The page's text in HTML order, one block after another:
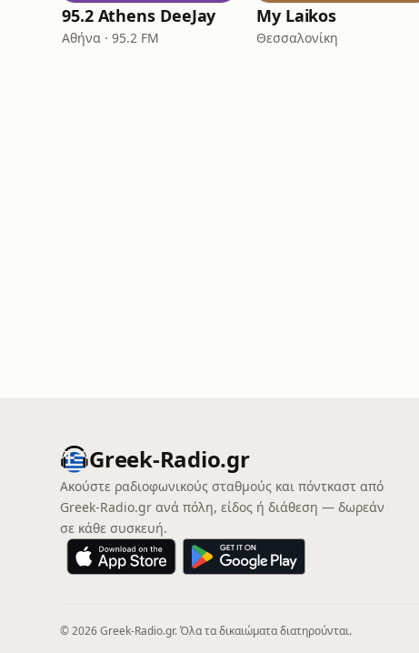
95.2 Athens DeeJay
Αθήνα · 95.2 FM
My Laikos
Θεσσαλονίκη
Greek-Radio.gr
Ακούστε ραδιοφωνικούς σταθμούς και πόντκαστ από
Greek-Radio.gr ανά πόλη, είδος ή διάθεση — δωρεάν
σε κάθε συσκευή.
© 2026 Greek-Radio.gr. Όλα τα δικαιώματα διατηρούνται.